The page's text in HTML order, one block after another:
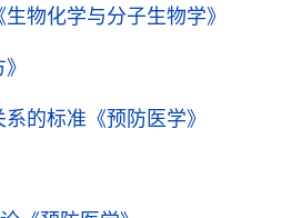
生物化学与分子生物学》
系的标准 《预防医学》